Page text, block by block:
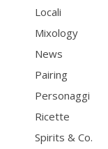
Locali
Mixology
News
Pairing
Personaggi
Ricette
Spirits & Co.